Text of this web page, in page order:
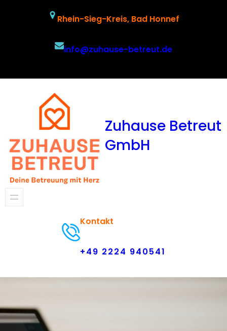
Rhein-Sieg-Kreis, Bad Honnef
info@zuhause-betreut.de
Zuhause Betreut
GmbH
Kontakt
+49 2224 940541